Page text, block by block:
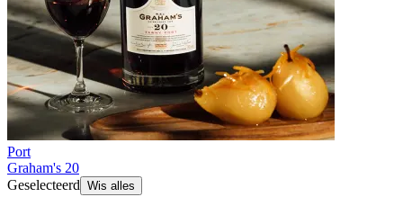
Port
Graham's 20
Geselecteerd Wis alles